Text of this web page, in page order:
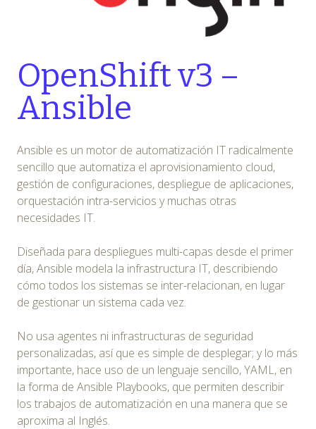
OpenShift v3 –
Ansible
Ansible es un motor de automatización IT radicalmente
sencillo que automatiza el aprovisionamiento cloud,
gestión de configuraciones, despliegue de aplicaciones,
orquestación intra-servicios y muchas otras
necesidades IT.
Diseñada para despliegues multi-capas desde el primer
día, Ansible modela la infrastructura IT, describiendo
cómo todos los sistemas se inter-relacionan, en lugar
de gestionar un sistema cada vez.
No usa agentes ni infrastructuras de seguridad
personalizadas, así que es simple de desplegar; y lo más
importante, hace uso de un lenguaje sencillo, YAML, en
la forma de Ansible Playbooks, que permiten describir
los trabajos de automatización en una manera que se
aproxima al Inglés.